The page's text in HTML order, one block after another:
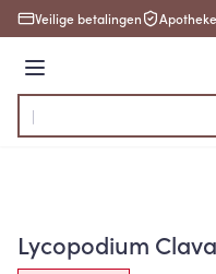
Ga naar de inhoud
Veilige betalingen
Menu
Product, merk, categorie...
Lycopodium